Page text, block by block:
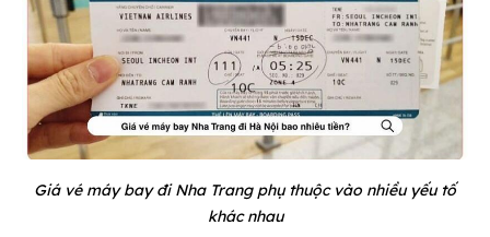
Giá vé máy bay đi Nha Trang phụ thuộc vào nhiều yếu tố
khác nhau